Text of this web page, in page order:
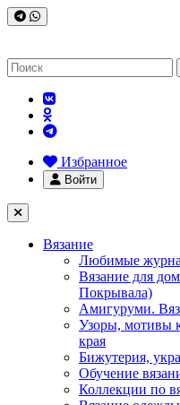
Избранное
Войти
Вязание
Любимые
Вязание для
Покрывала)
Амигуруми.
Узоры, мотивы
края
Бижутерия,
Обучение
Коллекции по